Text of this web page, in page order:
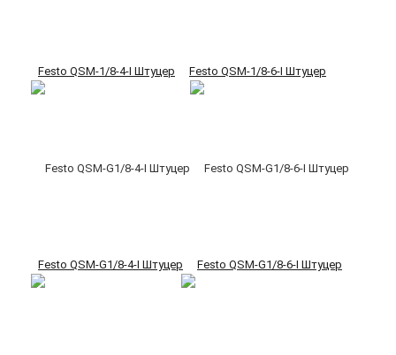
Festo QSM-1/8-4-I Штуцер Festo QSM-1/8-6-I Штуцер
Festo QSM-G1/8-4-I Штуцер Festo QSM-G1/8-6-I Штуцер